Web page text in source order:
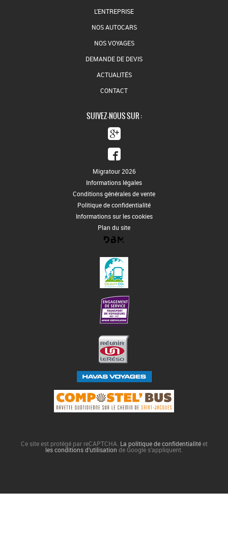
L'ENTREPRISE
NOS AUTOCARS
NOS VOYAGES
DEMANDE DE DEVIS
ACTUALITÉS
CONTACT
SUIVEZ-NOUS SUR :
Migratour 2026
Informations légales
Conditions générales de vente
Politique de confidentialité
Informations sur les cookies
Plan du site
Ce site est protégé par reCAPTCHA. La politique de confidentialitéet
les conditions d’utilisation de Google s’appliquent.